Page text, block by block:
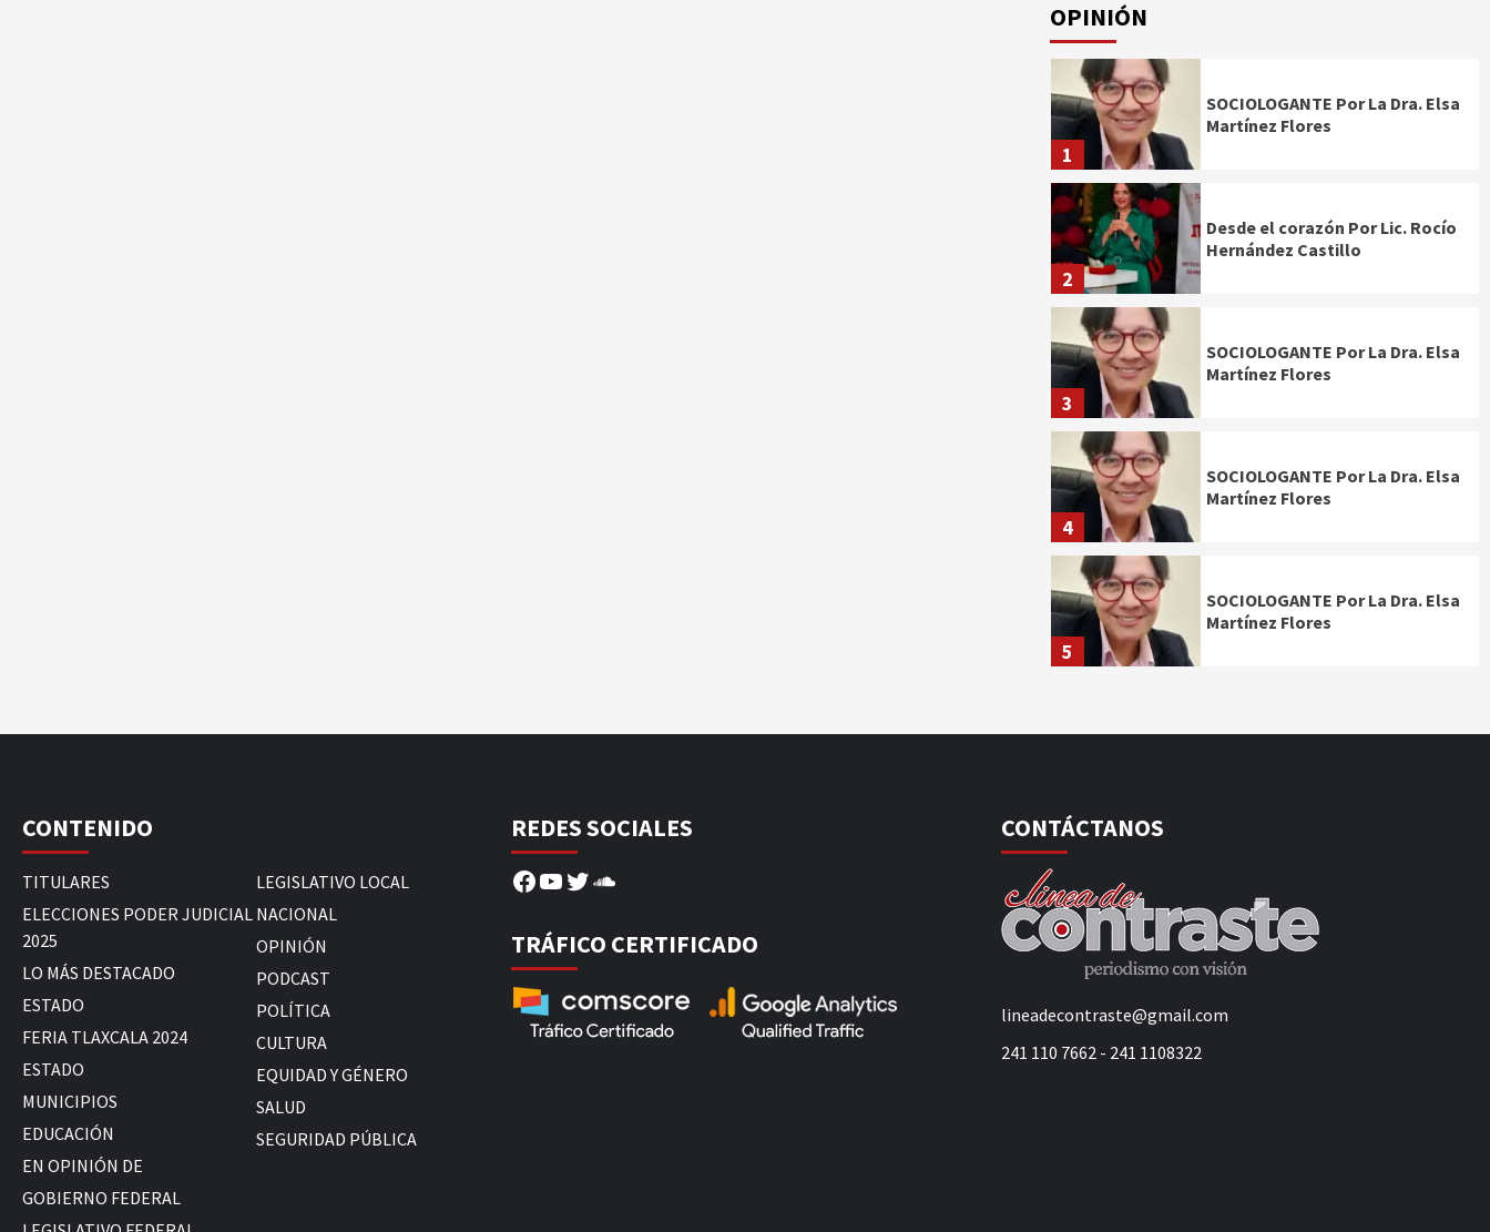
OPINIÓN
1
SOCIOLOGANTE Por La Dra. Elsa
Martínez Flores
2
Desde el corazón Por Lic. Rocío
Hernández Castillo
3
SOCIOLOGANTE Por La Dra. Elsa
Martínez Flores
4
SOCIOLOGANTE Por La Dra. Elsa
Martínez Flores
5
SOCIOLOGANTE Por La Dra. Elsa
Martínez Flores
CONTENIDO
TITULARES
ELECCIONES PODER JUDICIAL
2025
LO MÁS DESTACADO
ESTADO
FERIA TLAXCALA 2024
ESTADO
MUNICIPIOS
EDUCACIÓN
EN OPINIÓN DE
GOBIERNO FEDERAL
LEGISLATIVO LOCAL
NACIONAL
OPINIÓN
PODCAST
POLÍTICA
CULTURA
EQUIDAD Y GÉNERO
SALUD
SEGURIDAD PÚBLICA
REDES SOCIALES
Facebook
YouTube
Twitter
SoundCloud
TRÁFICO CERTIFICADO
CONTÁCTANOS
lineadecontraste@gmail.com
241 110 7662 - 241 1108322